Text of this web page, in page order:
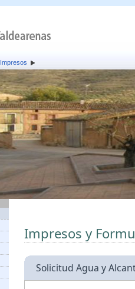
Impresos
Impresos y
Solicitud Agua y